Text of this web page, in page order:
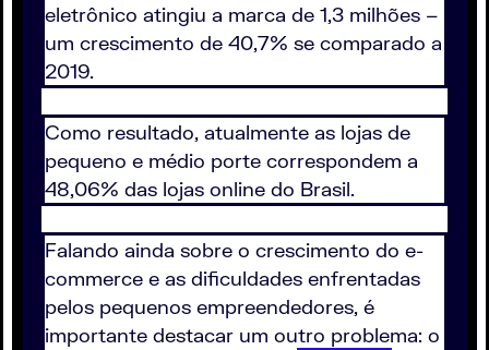
eletrônico atingiu a marca de 1,3 milhões –
um crescimento de 40,7% se comparado a
2019.
Como resultado, atualmente as lojas de
pequeno e médio porte correspondem a
48,06% das lojas online do Brasil.
Falando ainda sobre o crescimento do e-
commerce e as dificuldades enfrentadas
pelos pequenos empreendedores, é
importante destacar um outro problema: o